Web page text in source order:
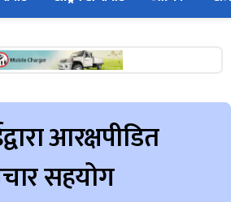
आरक्षपीडित
सहयोग